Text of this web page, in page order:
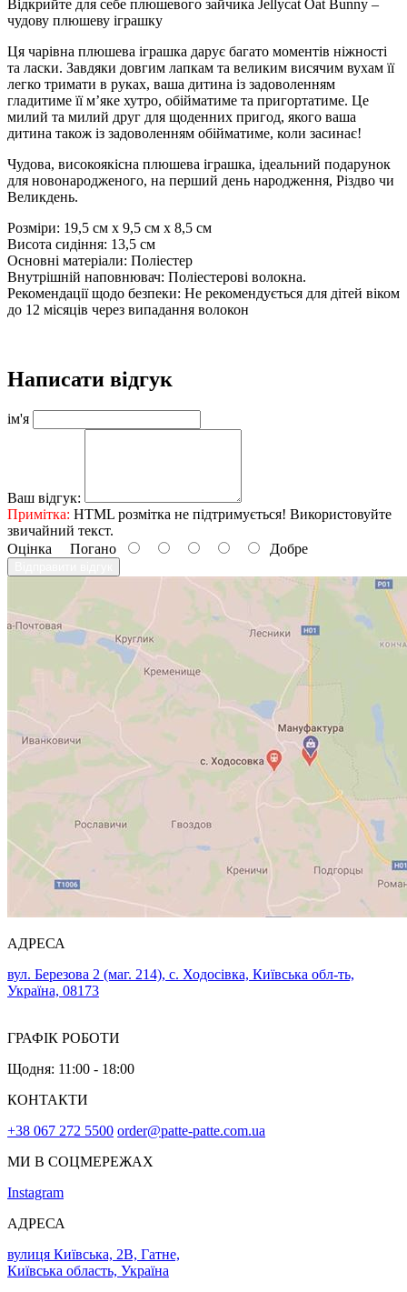
Відкрийте для себе плюшевого зайчика Jellycat Oat Bunny –
чудову плюшеву іграшку
Ця чарівна плюшева іграшка дарує багато моментів ніжності
та ласки. Завдяки довгим лапкам та великим висячим вухам її
легко тримати в руках, ваша дитина із задоволенням
гладитиме її м’яке хутро, обійматиме та пригортатиме. Це
милий та милий друг для щоденних пригод, якого ваша
дитина також із задоволенням обійматиме, коли засинає!
Чудова, високоякісна плюшева іграшка, ідеальний подарунок
для новонародженого, на перший день народження, Різдво чи
Великдень.
Розміри: 19,5 см x 9,5 см x 8,5 см
Висота сидіння: 13,5 см
Основні матеріали: Поліестер
Внутрішній наповнювач: Поліестерові волокна.
Рекомендації щодо безпеки: Не рекомендується для дітей віком
до 12 місяців через випадання волокон
Написати відгук
ім'я
Ваш відгук:
Примітка: HTML розмітка не підтримується! Використовуйте
звичайний текст.
Оцінка Погано Добре
АДРЕСА
вул. Березова 2 (маг. 214), с. Ходосівка, Київська обл-ть,
Україна, 08173
ГРАФІК РОБОТИ
Щодня: 11:00 - 18:00
КОНТАКТИ
+38 067 272 5500 order@patte-patte.com.ua
МИ В СОЦМЕРЕЖАХ
Instagram
АДРЕСА
вулиця Київська, 2В, Гатне,
Київська область, Україна